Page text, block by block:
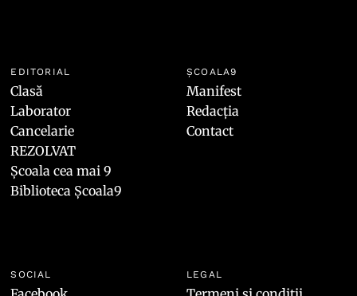
EDITORIAL
Clasă
Laborator
Cancelarie
REZOLVAT
Școala cea mai 9
Biblioteca Școala9
ȘCOALA9
Manifest
Redacția
Contact
SOCIAL LEGAL